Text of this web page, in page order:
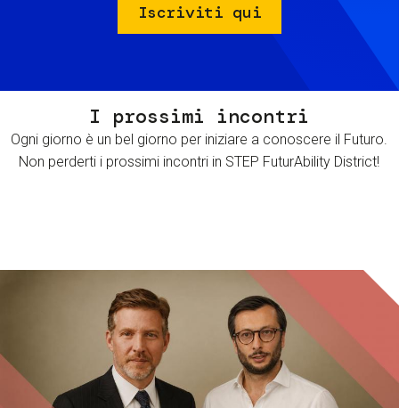
Iscriviti qui
I prossimi incontri
Ogni giorno è un bel giorno per iniziare a conoscere il Futuro.
Non perderti i prossimi incontri in STEP FuturAbility District!